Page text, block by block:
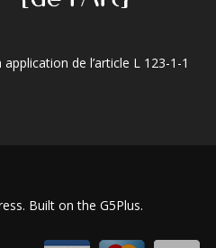
de l’article L 123-1-1
. Built on the G5Plus.